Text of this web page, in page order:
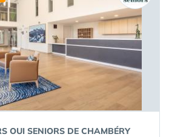
OUI SENIORS DE CHAMBÉRY